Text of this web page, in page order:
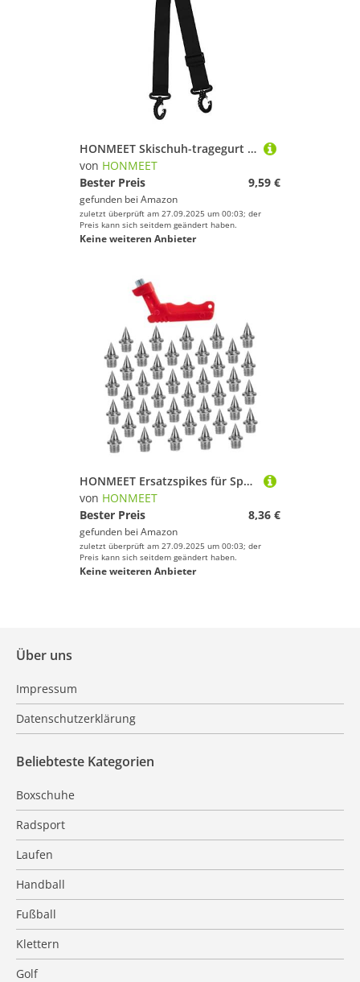
HONMEET Skischuh-tragegurt Aus Nylongewebe Verstellbarer Schultergurt Für Snowboardschuhe Leicht Kompakt Zum Mitnehmen
von HONMEET
Bester Preis
9,59 €
gefunden bei Amazon
zuletzt überprüft am 27.09.2025 um 00:03; der
Preis kann sich seitdem geändert haben.
Keine weiteren Anbieter
HONMEET Ersatzspikes für Sprintschuhe aus Edelstahl Langlebige Laufschuh Spikes für Kunststoffbahn Sprung und Outdoor Leichtathletik Inklusive Spike schlüssel und Rostfrei
von HONMEET
Bester Preis
8,36 €
gefunden bei Amazon
zuletzt überprüft am 27.09.2025 um 00:03; der
Preis kann sich seitdem geändert haben.
Keine weiteren Anbieter
Über uns
Impressum
Datenschutzerklärung
Beliebteste Kategorien
Boxschuhe
Radsport
Laufen
Handball
Fußball
Klettern
Golf